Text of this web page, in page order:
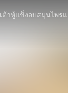
เต้าหู้แข็งอบสมุนไพรแ